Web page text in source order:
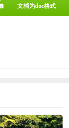
文档为doc格式